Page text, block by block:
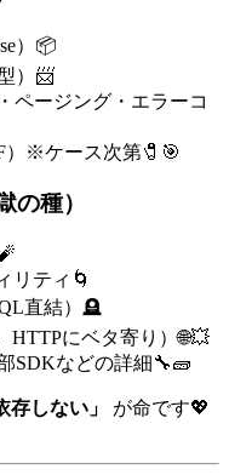
）📦
）📨
ページング・エラーコ
）※ケース次第🧷🎯
の種）
リティ🌀
直結）🪦
HTTPにベタ寄り）🌐💥
SDKなどの詳細🔧🧱
存しない」
が命です💖